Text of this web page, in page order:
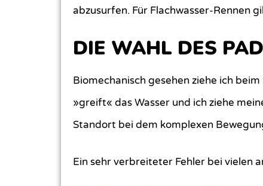
abzusurfen. Für Flachwasser-Rennen
DIE WAHL DES
Biomechanisch gesehen ziehe ich
»greift« das Wasser und ich ziehe
Standort bei dem komplexen
Ein sehr verbreiteter Fehler bei vielen